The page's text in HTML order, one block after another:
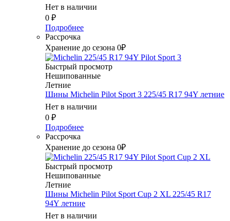
Нет в наличии
0 ₽
Подробнее
Рассрочка
Хранение до сезона 0₽
Быстрый просмотр
Нешипованные
Летние
Шины Michelin Pilot Sport 3 225/45 R17 94Y летние
Нет в наличии
0 ₽
Подробнее
Рассрочка
Хранение до сезона 0₽
Быстрый просмотр
Нешипованные
Летние
Шины Michelin Pilot Sport Cup 2 XL 225/45 R17
94Y летние
Нет в наличии